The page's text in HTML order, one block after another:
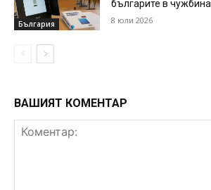
България
българите в чужбина
8 юли 2026
ВАШИЯТ КОМЕНТАР